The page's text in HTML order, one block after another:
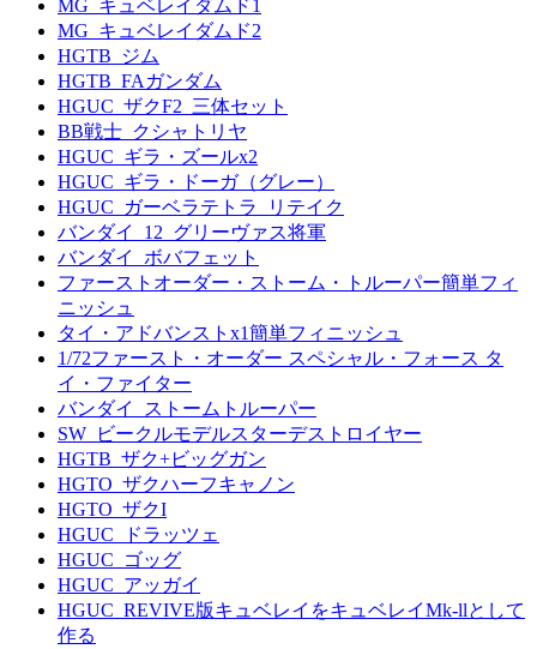
MG_キュベレイダムド1
MG_キュベレイダムド2
HGTB_ジム
HGTB_FAガンダム
HGUC_ザクF2_三体セット
BB戦士_クシャトリヤ
HGUC_ギラ・ズールx2
HGUC_ギラ・ドーガ（グレー）
HGUC_ガーベラテトラ_リテイク
バンダイ_12_グリーヴァス将軍
バンダイ_ボバフェット
ファーストオーダー・ストーム・トルーパー簡単フィ
ニッシュ
タイ・アドバンストx1簡単フィニッシュ
1/72ファースト・オーダー スペシャル・フォース タ
イ・ファイター
バンダイ_ストームトルーパー
SW_ビークルモデルスターデストロイヤー
HGTB_ザク+ビッグガン
HGTO_ザクハーフキャノン
HGTO_ザクI
HGUC_ドラッツェ
HGUC_ゴッグ
HGUC_アッガイ
HGUC_REVIVE版キュベレイをキュベレイMk-llとして
作る